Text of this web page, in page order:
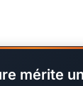
mérite